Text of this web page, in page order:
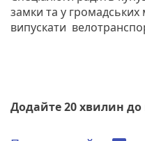
замки та у громадських
випускати
Додайте 20 хвилин